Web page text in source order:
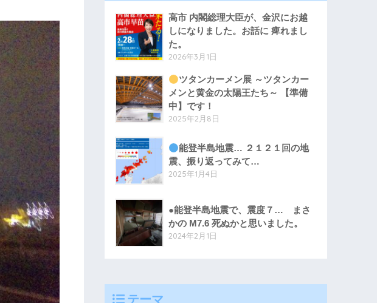
高市 内閣総理大臣が、金沢にお越
しになりました。お話に 痺れまし
た。
2026年3月1日
ツタンカーメン展 ～ツタンカー
メンと黄金の太陽王たち～ 【準備
中】です！
2025年2月8日
能登半島地震… ２１２１回の地
震、振り返ってみて…
2025年1月4日
●能登半島地震で、震度７… まさ
かの M7.6 死ぬかと思いました。
2024年2月1日
テーマ